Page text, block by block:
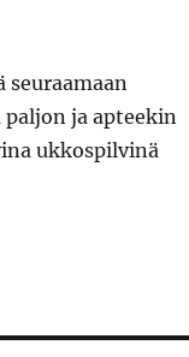
seuraamaan
ja apteekin
ukkospilvinä